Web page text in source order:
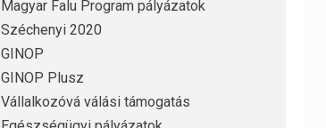
Magyar Falu Program pályázatok
Széchenyi 2020
GINOP
GINOP Plusz
Vállalkozóvá válási támogatás